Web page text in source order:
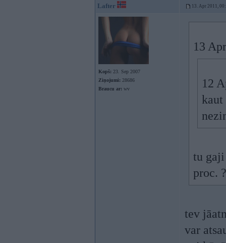
Lafter 13. Apr 2011,
Kopš: 23. Sep 2007
Ziņojumi: 28686
Braucu ar: wv
13
12
tu
proc.
tev
var